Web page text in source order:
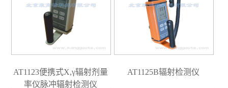
AT1123便携式X,γ辐射剂量
率仪脉冲辐射检测仪
AT1125B辐射检测仪